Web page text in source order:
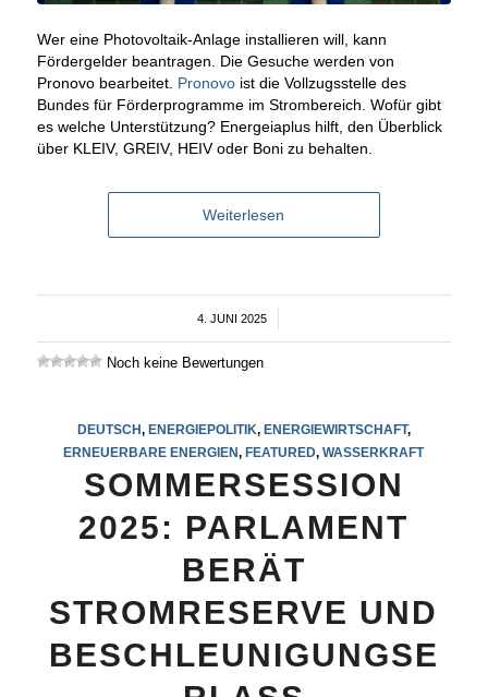
Wer eine Photovoltaik-Anlage installieren will, kann
Fördergelder beantragen. Die Gesuche werden von
Pronovo bearbeitet. Pronovoist die Vollzugsstelle des
Bundes für Förderprogramme im Strombereich. Wofür gibt
es welche Unterstützung? Energeiaplus hilft, den Überblick
über KLEIV, GREIV, HEIV oder Boni zu behalten.
Weiterlesen
4. JUNI 2025
/
Noch keine Bewertungen
DEUTSCH, ENERGIEPOLITIK, ENERGIEWIRTSCHAFT,
ERNEUERBARE ENERGIEN,FEATURED,WASSERKRAFT
SOMMERSESSION
2025: PARLAMENT
BERÄT
STROMRESERVE UND
BESCHLEUNIGUNGSE